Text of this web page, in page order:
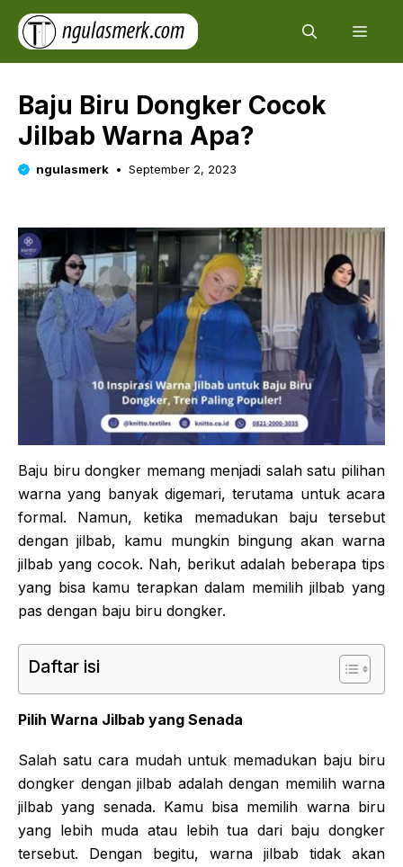
Skip
content
Baju Biru Dongker Cocok
Jilbab Warna Apa?
ngulasmerk September 2, 2023
Baju biru dongker memang menjadi salah satu pilihan
warna yang banyak digemari, terutama untuk acara
formal. Namun, ketika memadukan baju tersebut
dengan jilbab, kamu mungkin bingung akan warna
jilbab yang cocok. Nah, berikut adalah beberapa tips
yang bisa kamu terapkan dalam memilih jilbab yang
pas dengan baju biru dongker.
Daftar isi
Pilih Warna Jilbab yang Senada
Salah satu cara mudah untuk memadukan baju biru
dongker dengan jilbab adalah dengan memilih warna
jilbab yang senada. Kamu bisa memilih warna biru
yang lebih muda atau lebih tua dari baju dongker
tersebut. Dengan begitu, warna jilbab tidak akan